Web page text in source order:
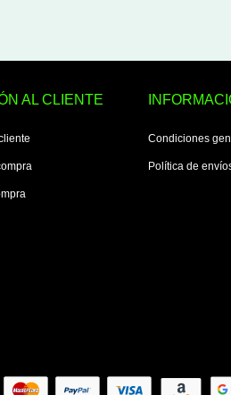
AL CLIENTE
Condiciones
Política de